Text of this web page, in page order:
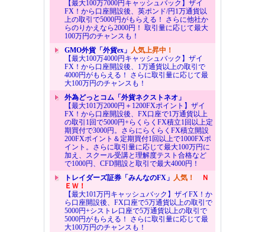
【最大100万7000円キャッシュバック】ザイ
FX！から口座開設後、英ポンド/円1万通貨以
上の取引で5000円がもらえる！ さらに他社か
らのりかえなら2000円！ 取引量に応じて最大
100万円のチャンスも！
GMO外貨「外貨ex」 人気上昇中！
【最大100万4000円キャッシュバック】ザイ
FX！から口座開設後、1万通貨以上の取引で
4000円がもらえる！ さらに取引量に応じて最
大100万円のチャンスも！
外為どっとコム「外貨ネクストネオ」
【最大101万2000円＋1200FXポイント】ザイ
FX！から口座開設後、FX口座で1万通貨以上
の取引1回で5000円+らくらくFX積立1回以上定
期買付で3000円。さらにらくらくFX積立開設
200FXポイント＆定期買付1回以上で1000FXポ
イント。さらに取引量に応じて最大100万円に
加え、スクール受講と理解度テスト合格など
で1000円、CFD開設と取引で最大4000円！
トレイダーズ証券「みんなのFX」 人気！
Ｎ
ＥＷ！
【最大101万円キャッシュバック】ザイFX！か
ら口座開設後、FX口座で5万通貨以上の取引で
5000円+シストレ口座で5万通貨以上の取引で
5000円がもらえる！ さらに取引量に応じて最
大100万円のチャンスも！